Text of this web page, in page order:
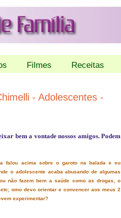
Filmes Receitas
- Adolescentes -
bem a vontade nossos amigos. Podem
falou acima sobre o garoto na balada e eu
o adolescente acaba abusando de algumas
não fazem bem a saúde como as drogas, o
omo devo orientar e convencer aos meus 2
experimentar?